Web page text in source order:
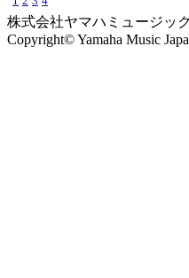
株式会社ヤマハミュージッ
Copyright© Yamaha Music